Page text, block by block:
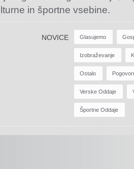
in športne vsebine.
NOVICE Glasujemo
Izobraževanje
Ostalo
Verske Oddaje
Športne Oddaje